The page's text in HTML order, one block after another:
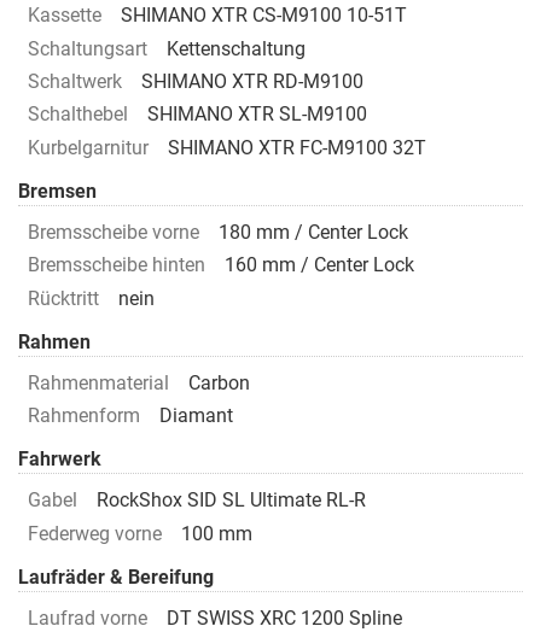
Kassette
SHIMANO XTR CS-M9100 10-51T
Schaltungsart
Kettenschaltung
Schaltwerk
SHIMANO XTR RD-M9100
Schalthebel
SHIMANO XTR SL-M9100
Kurbelgarnitur
SHIMANO XTR FC-M9100 32T
Bremsen
Bremsscheibe vorne
180 mm / Center Lock
Bremsscheibe hinten
160 mm / Center Lock
Rücktritt
nein
Rahmen
Rahmenmaterial
Carbon
Rahmenform
Diamant
Fahrwerk
Gabel
RockShox SID SL Ultimate RL-R
Federweg vorne
100 mm
Laufräder & Bereifung
Laufrad vorne
DT SWISS XRC 1200 Spline